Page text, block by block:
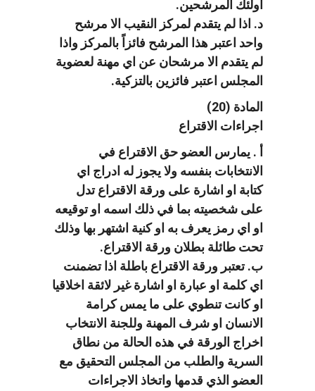
اولئك المرشحين.
د. اذا لم يتقدم لمركز النقيب الا مرشح
واحد اعتبر هذا المرشح فائزاً بالمركز واذا
لم يتقدم الا مرشحان عن اي مهنة لعضوية
المجلس اعتبر فائزين بالتزكية.
المادة (20)
اجراءات الاقتراع
أ . يمارس العضو حق الاقتراع في
الانتخابات بنفسه ولا يجوز له ادراج اي
كتابة او اشارة على ورقة الاقتراع تدل
على شخصيته بما في ذلك اسمه او توقيعه
او اي رمز يعرف به او كنية اشتهر بها وذلك
تحت طائلة بطلان ورقة الاقتراع.
ب. تعتبر ورقة الاقتراع باطلة اذا تضمنت
اي كلمة او عبارة او اشارة غير لائقة اخلاقيا
او كانت تنطوي على ما يمس كرامة
الانسان او شرف المهنة وللجنة الانتخاب
اخراج الورقة في هذه الحالة من نطاق
السرية والطلب من المجلس التحقيق مع
العضو الذي قدمها واتخاذ الاجراءات